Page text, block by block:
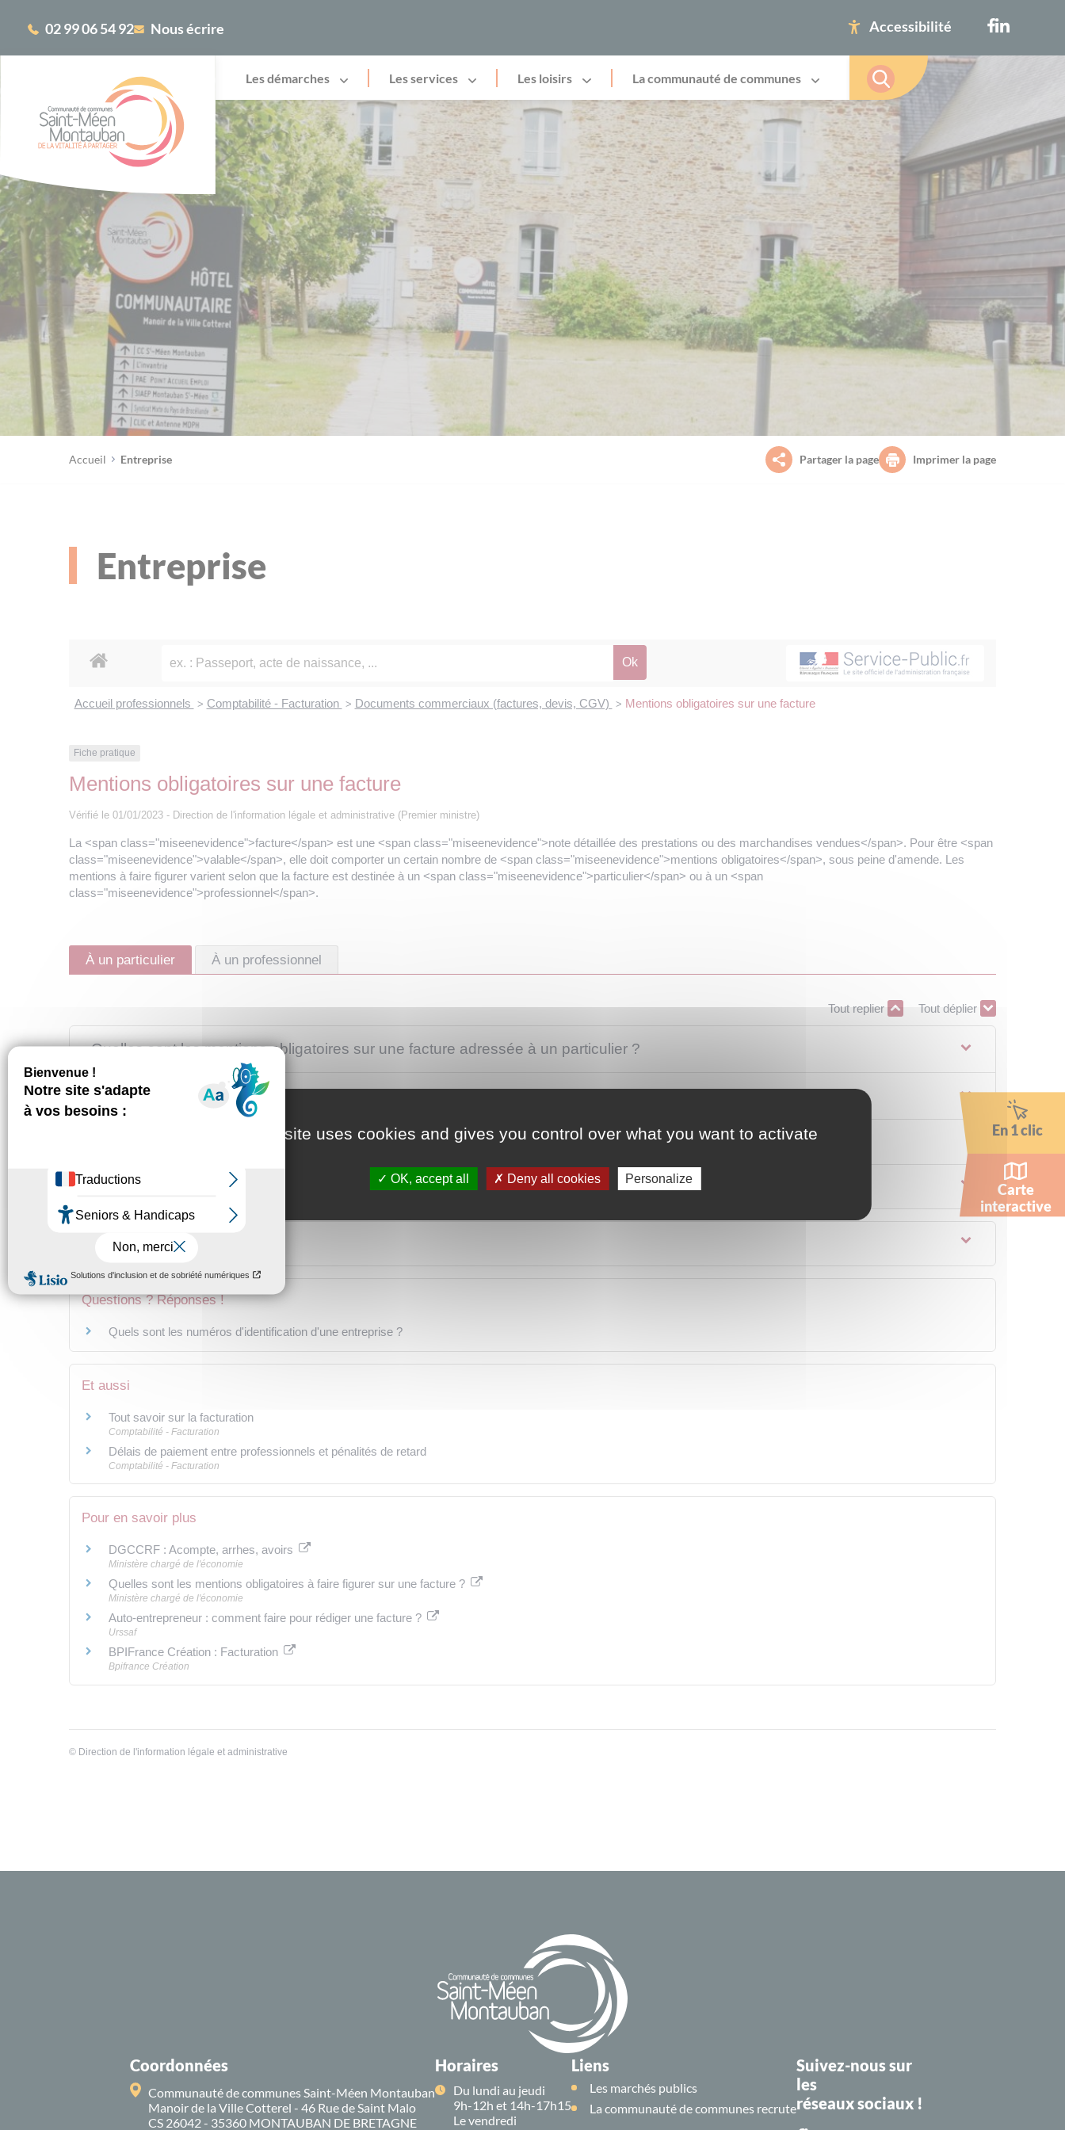
02 99 06 54 92 Nous écrire Accessibilité
Les démarches Les services Les loisirs La communauté de communes
Accueil Entreprise Partager la page Imprimer la page
Entreprise
Accueil professionnels > Comptabilité - Facturation > Documents commerciaux (factures, devis, CGV) > Mentions obligatoires sur une facture
Fiche pratique
Mentions obligatoires sur une facture
Vérifié le 01/01/2023 - Direction de l'information légale et administrative (Premier ministre)
La <span class="miseenevidence">facture</span> est une <span class="miseenevidence">note détaillée des prestations ou des marchandises vendues</span>. Pour être <span
class="miseenevidence">valable</span>, elle doit comporter un certain nombre de <span class="miseenevidence">mentions obligatoires</span>, sous peine d'amende. Les
mentions à faire figurer varient selon que la facture est destinée à un <span class="miseenevidence">particulier</span> ou à un <span
class="miseenevidence">professionnel</span>.
À un particulier À un professionnel
Tout replier Tout déplier
Quelles sont les mentions obligatoires sur une facture adressée à un particulier ?
Quelles sont les mentions particulières sur une facture adressée à un particulier ?
Textes de référence
Services en ligne et formulaires
Questions ? Réponses !
Quels sont les numéros d'identification d'une entreprise ?
Et aussi
Tout savoir sur la facturation
Comptabilité - Facturation
Délais de paiement entre professionnels et pénalités de retard
Comptabilité - Facturation
Pour en savoir plus
DGCCRF : Acompte, arrhes, avoirs
Ministère chargé de l'économie
Quelles sont les mentions obligatoires à faire figurer sur une facture ?
Ministère chargé de l'économie
Auto-entrepreneur : comment faire pour rédiger une facture ?
Urssaf
BPIFrance Création : Facturation
Bpifrance Création
© Direction de l'information légale et administrative
En 1 clic
Carte
interactive
Coordonnées
Communauté de communes Saint-Méen Montauban
Manoir de la Ville Cotterel - 46 Rue de Saint Malo
CS 26042 - 35360 MONTAUBAN DE BRETAGNE
Horaires
Du lundi au jeudi
9h-12h et 14h-17h15
Le vendredi
Liens
Les marchés publics
La communauté de communes recrute
Suivez-nous sur
les
réseaux sociaux !
This site uses cookies and gives you control over what you want to activate
OK, accept all Deny all cookies Personalize